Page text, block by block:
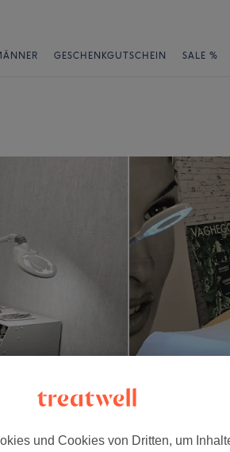
GESCHENKGUTSCHEIN SALE %
und Cookies von Dritten, um